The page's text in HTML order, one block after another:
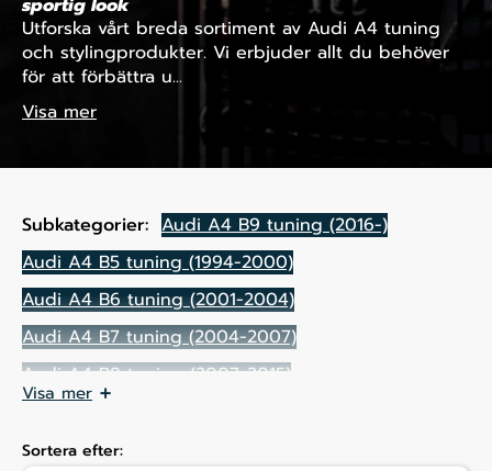
Utforska vårt breda sortiment av Audi A4 tuning
och stylingprodukter. Vi erbjuder allt du behöver
för att förbättra u...
Visa mer
Subkategorier: Audi A4 B9 tuning (2016-)
Audi A4 B5 tuning (1994-2000)
Audi A4 B6 tuning (2001-2004)
Audi A4 B7 tuning (2004-2007)
Audi A4 B8 tuning (2007-2015)
Visa mer
Sortera efter: